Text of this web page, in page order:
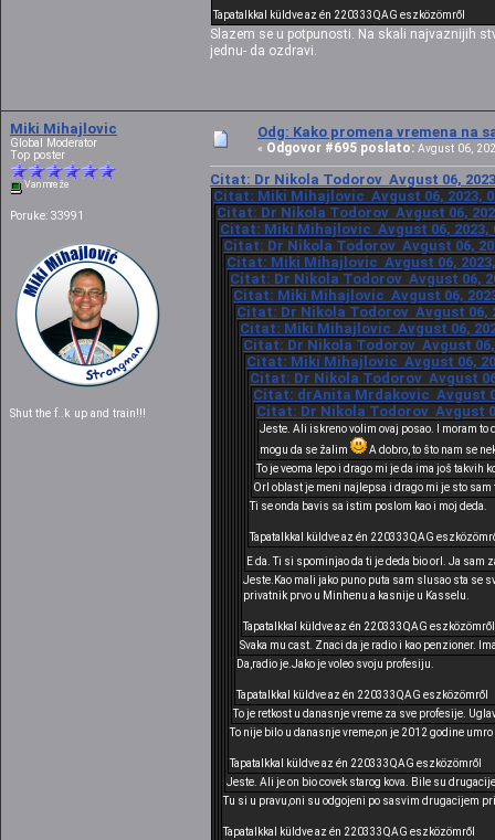
Tapatalkkal küldve az én 220333QAG eszközömről
Slazem se u potpunosti. Na skali najvaznijih
jednu- da ozdravi.
Miki Mihajlovic
Global Moderator
Top poster
Van mreže
Poruke: 33991
Shut the f..k up and train!!!
Odg: Kako promena vremena na
« Odgovor #695 poslato: Avgust 06,
Citat: Dr Nikola Todorov Avgust 06,
Citat: Miki Mihajlovic Avgust 06, 2023,
Citat: Dr Nikola Todorov Avgust 06,
Citat: Miki Mihajlovic Avgust 06, 2023,
Citat: Dr Nikola Todorov Avgust 06,
Citat: Miki Mihajlovic Avgust 06, 2023,
Citat: Dr Nikola Todorov Avgust 06,
Citat: Miki Mihajlovic Avgust 06,
Citat: Dr Nikola Todorov Avgust 06,
Citat: Miki Mihajlovic Avgust 06,
Citat: Dr Nikola Todorov Avgust 06,
Citat: Miki Mihajlovic Avgust 06,
Citat: Dr Nikola Todorov Avgust
Citat: drAnita Mrdakovic Avgust
Citat: Dr Nikola Todorov Avgust
Jeste. Ali iskreno volim ovaj posao. I moram
mogu da se žalim
A dobro, to što nam se
To je veoma lepo i drago mi je da ima još takvih
Orl oblast je meni najlepsa i drago mi je sto
Ti se onda bavis sa istim poslom kao i moj deda.
Tapatalkkal küldve az én 220333QAG
E da. Ti si spominjao da ti je deda bio orl. Ja sam
Jeste.Kao mali jako puno puta sam slusao sta se
privatnik prvo u Minhenu a kasnije u Kasselu.
Tapatalkkal küldve az én 220333QAG eszközömről
Svaka mu cast. Znaci da je radio i kao penzioner.
Da,radio je.Jako je voleo svoju profesiju.
Tapatalkkal küldve az én 220333QAG eszközömről
To je retkost u danasnje vreme za sve profesije.
To nije bilo u danasnje vreme,on je 2012 godine
Tapatalkkal küldve az én 220333QAG eszközömről
Jeste. Ali je on bio covek starog kova. Bile su
Tu si u pravu,oni su odgojeni po sasvim drugacijem
Tapatalkkal küldve az én 220333QAG eszközömről